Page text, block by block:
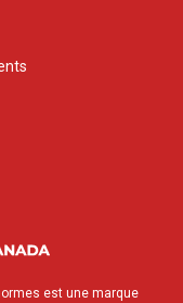
est une marque